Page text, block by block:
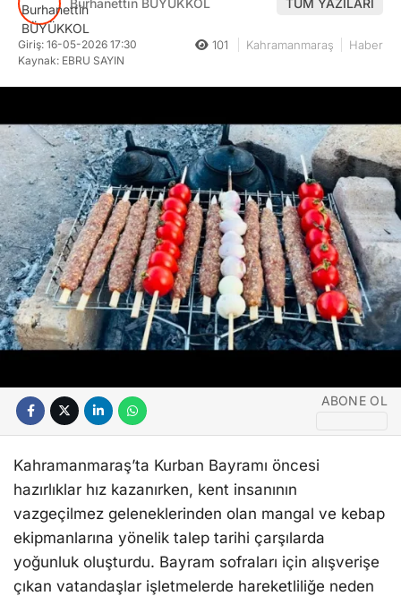
Instagram
SANAT EDEBIYAT
Burhanettin BÜYÜKKOL TÜM YAZILARI
Giriş: 16-05-2026 17:30
Kaynak: EBRU SAYIN
101 Kahramanmaraş Haber
ABONE OL
Kahramanmaraş’ta Kurban Bayramı öncesi
hazırlıklar hız kazanırken, kent insanının
vazgeçilmez geleneklerinden olan mangal ve kebap
ekipmanlarına yönelik talep tarihi çarşılarda
yoğunluk oluşturdu. Bayram sofraları için alışverişe
çıkan vatandaşlar işletmelerde hareketliliğe neden